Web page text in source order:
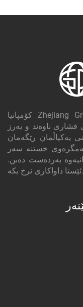
کۆمپانیا Zhejiang Greenpower Electric Co., Ltd کلیدگه‌ی
ناوەند و بەرز
یەکپاڵمان رێگەمان
خستنە سەر
بەردەست دەبن.
ئێستا داواکاری نرخ بکە.